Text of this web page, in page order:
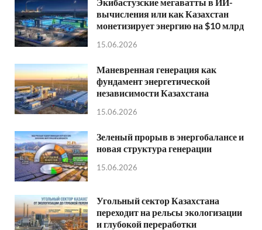
вычисления или как Казахстан
монетизирует энергию на $10 млрд
15.06.2026
Маневренная генерация как
фундамент энергетической
независимости Казахстана
15.06.2026
Зеленый прорыв в энергобалансе и
новая структура генерации
15.06.2026
Угольный сектор Казахстана
переходит на рельсы экологизации
и глубокой переработки